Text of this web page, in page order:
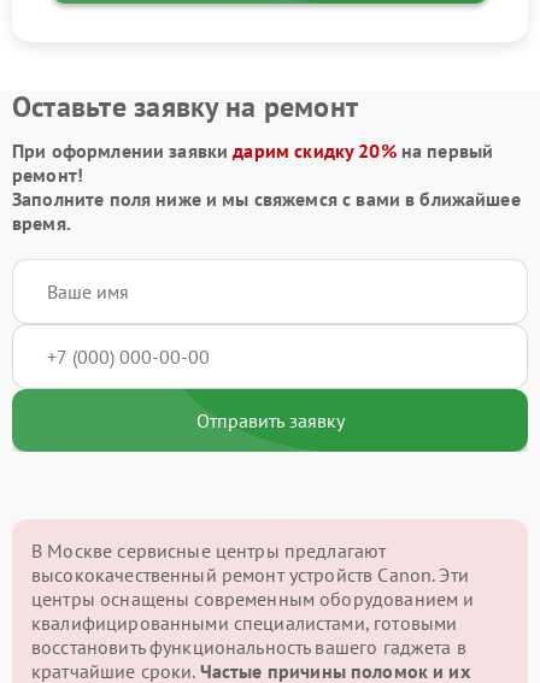
Оставьте заявку на ремонт
При оформлении заявкидарим скидку 20%на первый
ремонт!
Заполните поля ниже и мы свяжемся с вами в ближайшее
время.
Отправить заявку
В Москве сервисные центры предлагают
высококачественный ремонт устройств Canon. Эти
центры оснащены современным оборудованием и
квалифицированными специалистами, готовыми
восстановить функциональность вашего гаджета в
кратчайшие сроки. Частые причины поломок и их